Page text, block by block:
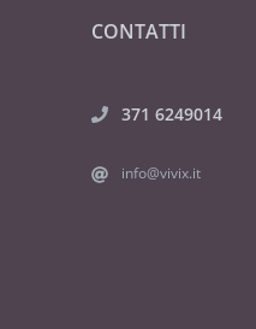
CONTATTI
371 6249014
info@vivix.it